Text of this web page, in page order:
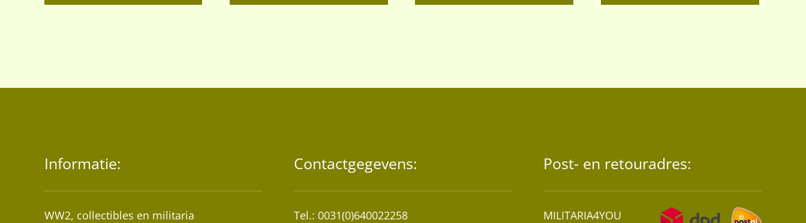
Informatie:
WW2, collectibles en militaria
Contactgegevens:
Tel.: 0031(0)640022258
Post- en retouradres:
MILITARIA4YOU